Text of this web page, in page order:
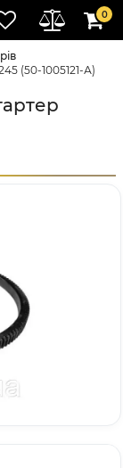
0
(50-1005121-А)